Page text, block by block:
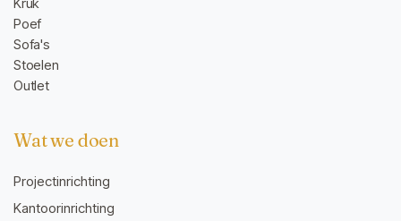
Poef
Sofa's
Stoelen
Outlet
Wat we doen
Projectinrichting
Kantoorinrichting